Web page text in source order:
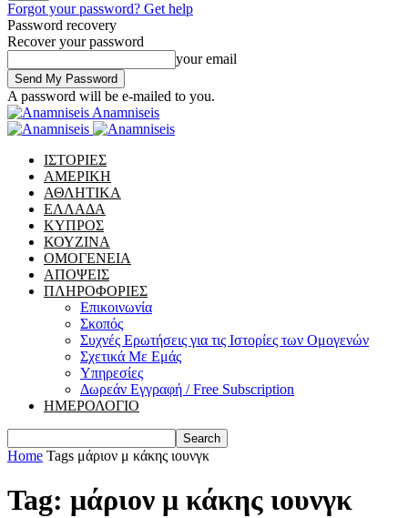
Forgot your password? Get help
Password recovery
Recover your password
your email
A password will be e-mailed to you.
Anamniseis
ΙΣΤΟΡΙΕΣ
ΑΜΕΡΙΚΗ
ΑΘΛΗΤΙΚΑ
ΕΛΛΑΔΑ
ΚΥΠΡΟΣ
ΚΟΥΖΙΝΑ
ΟΜΟΓΕΝΕΙΑ
ΑΠΟΨΕΙΣ
ΠΛΗΡΟΦΟΡΙΕΣ
Επικοινωνία
Σκοπός
Συχνές Ερωτήσεις για τις Ιστορίες των Ομογενών
Σχετικά Με Εμάς
Υπηρεσίες
Δωρεάν Εγγραφή / Free Subscription
ΗΜΕΡΟΛΟΓΙΟ
Home Tags μάριον μ κάκης ιουνγκ
Tag: μάριον μ κάκης ιουνγκ